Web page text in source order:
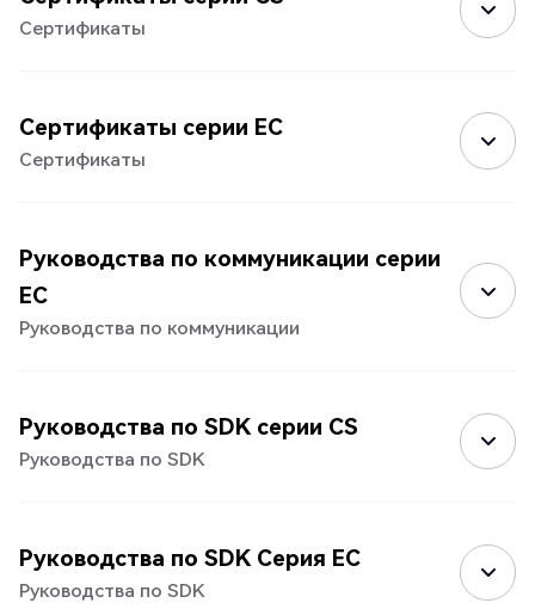
Сертификаты
Сертификаты серии EC
Сертификаты
Руководства по коммуникации серии
EC
Руководства по коммуникации
Руководства по SDK серии CS
Руководства по SDK
Руководства по SDK Серия EC
Руководства по SDK